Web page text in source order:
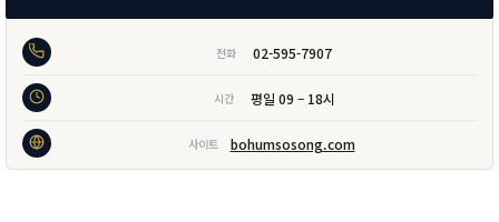
전화 02-595-7907
시간 평일 09 – 18시
사이트 bohumsosong.com